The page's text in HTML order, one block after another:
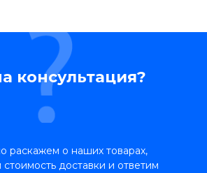
консультация?
раскажем о наших товарах,
стоимость доставки и ответим